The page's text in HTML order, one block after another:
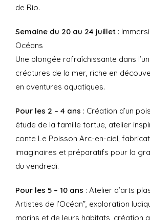
de Rio.
Semaine du 20 au 24 juillet :
Océans
Une plongée rafraîchissante dans
créatures de la mer, riche en
en aventures aquatiques.
Pour les 2 – 4 ans : Création d’un
étude de la famille tortue, atelier
conte Le Poisson Arc-en-ciel,
imaginaires et préparatifs pour la
du vendredi.
Pour les 5 – 10 ans : Atelier d’arts
Artistes de l’Océan”, exploration
marins et de leurs habitats, création